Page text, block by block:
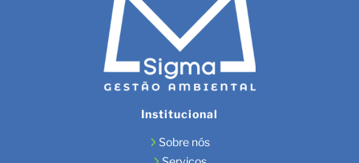
Institucional
Sobre nós